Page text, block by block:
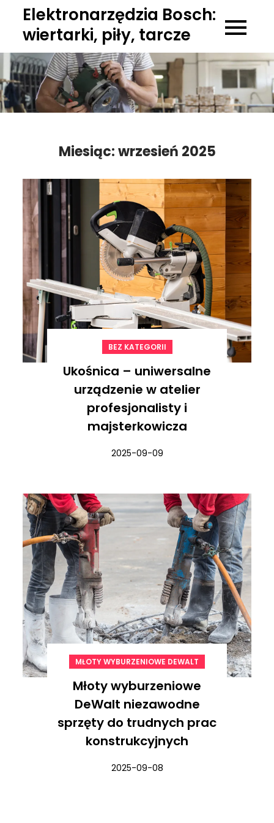
content
Elektronarzędzia Bosch:
wiertarki, piły, tarcze
Miesiąc:wrzesień 2025
BEZ KATEGORII
Ukośnica – uniwersalne
urządzenie w atelier
profesjonalisty i
majsterkowicza
2025-09-09
MŁOTY WYBURZENIOWE DEWALT
Młoty wyburzeniowe
DeWalt niezawodne
sprzęty do trudnych prac
konstrukcyjnych
2025-09-08